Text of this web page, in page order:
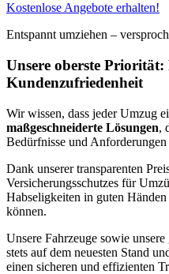
Kostenlose Angebote erhalten!
Entspannt umziehen –
Unsere oberste
Kundenzufriedenheit
Wir wissen, dass jeder Umzug
maßgeschneiderte Lösungen,
Bedürfnisse und
Dank unserer transparenten
Versicherungsschutzes für
Habseligkeiten in guten
können.
Unsere Fahrzeuge sowie unsere
stets auf dem neuesten Stand
einen sicheren und effizienten